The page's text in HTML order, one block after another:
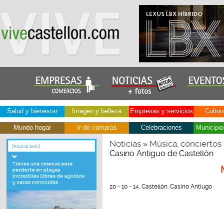
Salud y bienestar Imagen y belleza Empresas y servicios
Mundo hogar Ir de compras Celebraciones
Noticias» Música, conciertos
Casino Antiguo de Castellón
20 - 10 - 14, Castellón. Casino Antiugo